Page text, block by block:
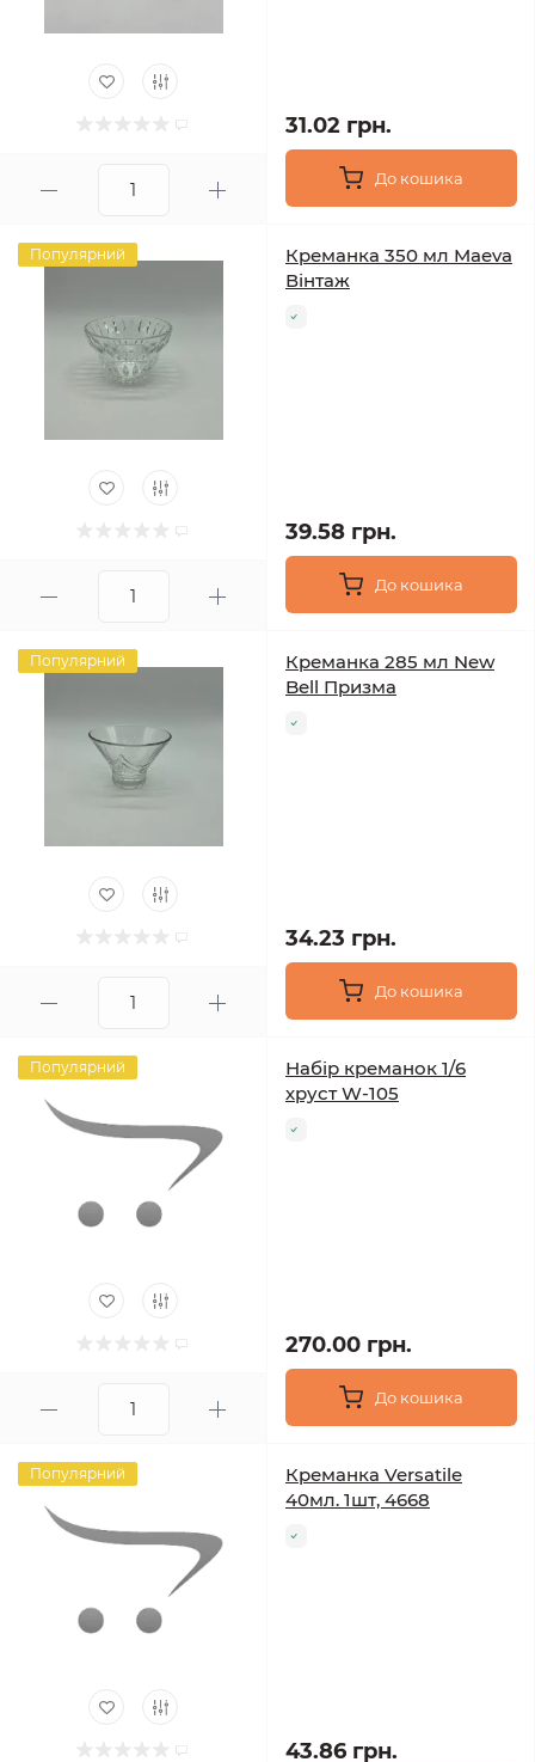
31.02 грн.
До кошика
Популярний
Креманка 350 мл Maeva
Вінтаж
39.58 грн.
До кошика
Популярний
Креманка 285 мл New
Bell Призма
34.23 грн.
До кошика
Популярний
Набір креманок 1/6
хруст W-105
270.00 грн.
До кошика
Популярний
Креманка Versatile
40мл. 1шт, 4668
43.86 грн.